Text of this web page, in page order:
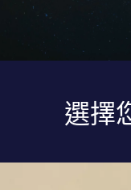
選擇